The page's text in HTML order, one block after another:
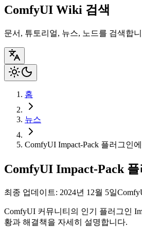
ComfyUI Wiki 검색
문서, 튜토리얼, 뉴스, 노드를 검색합
홈
뉴스
ComfyUI Impact-Pack 플러그인
ComfyUI Impact-Pack
최종 업데이트: 2024년 12월 5일
ComfyUI 커뮤니티의 인기 플러그인
황과 해결책을 자세히 설명합니다.